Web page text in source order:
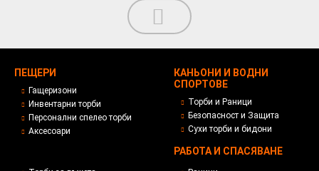
ПЕЩЕРИ
Гащеризони
Инвентарни торби
Персонални спелео торби
Аксесоари
КАНЬОНИ И ВОДНИ
СПОРТОВЕ
Торби и Раници
Безопасност и Защита
Сухи торби и бидони
РАБОТА И СПАСЯВАНЕ